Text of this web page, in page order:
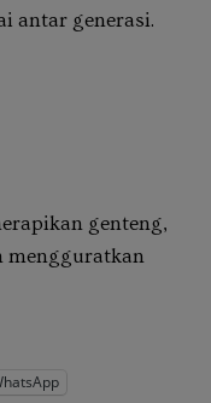
antar generasi.
genteng,
mengguratkan